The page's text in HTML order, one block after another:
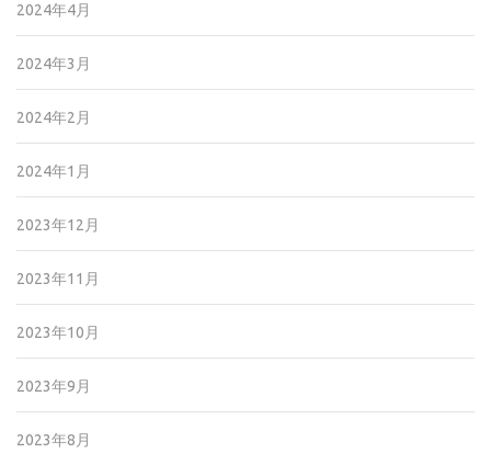
2024年4月
2024年3月
2024年2月
2024年1月
2023年12月
2023年11月
2023年10月
2023年9月
2023年8月